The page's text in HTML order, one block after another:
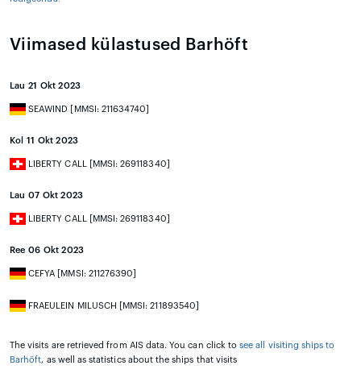
Viimased külastused Barhöft
Lau 21 Okt 2023
SEAWIND [MMSI: 211634740]
Kol 11 Okt 2023
LIBERTY CALL [MMSI: 269118340]
Lau 07 Okt 2023
LIBERTY CALL [MMSI: 269118340]
Ree 06 Okt 2023
CEFYA [MMSI: 211276390]
FRAEULEIN MILUSCH [MMSI: 211893540]
The visits are retrieved from AIS data. You can click tosee all visiting ships to
Barhöft, as well as statistics about the ships that visits